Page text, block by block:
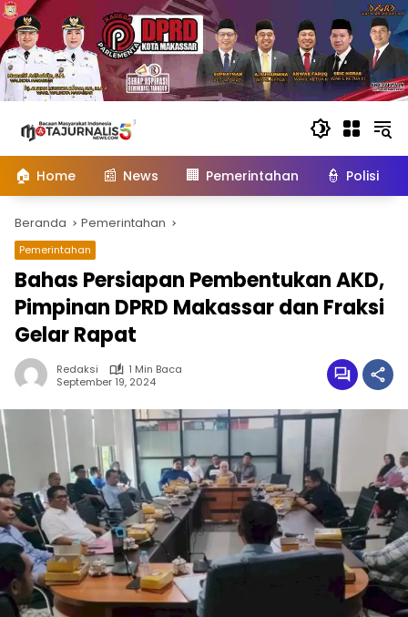
konten
🏠 Home 📰 News 🏢 Pemerintahan 👮 Polisi
Beranda Pemerintahan
Pemerintahan
Bahas Persiapan Pembentukan AKD,
Pimpinan DPRD Makassar dan Fraksi
Gelar Rapat
Redaksi
1 Min Baca
September 19, 2024